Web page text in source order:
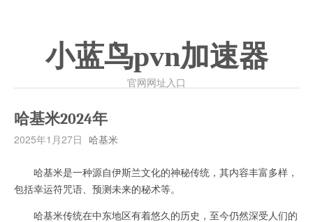
小蓝鸟pvn加速器
官网网址入口
哈基米2024年
2025年1月27日 哈基米
哈基米是一种源自伊斯兰文化的神秘传统，其内容丰富多样，
包括幸运符咒语、预测未来的秘术等。
哈基米传统在中东地区有着悠久的历史，至今仍然深受人们的